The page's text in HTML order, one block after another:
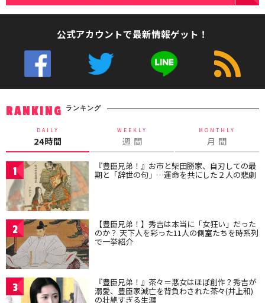
公式アカウントで最新情報ゲット！
RANKING ランキング
DAILY
24時間
WEEKLY
週 間
MONTHLY
月 間
1 『豊臣兄弟！』お市と柴田勝家、自刃しての最
期と「辞世の句」…運命を共にした２人の悲劇
2 【豊臣兄弟！】秀吉は本当に「女狂い」だった
のか？ 天下人を彩った11人の側室たちを時系列
で一挙紹介
3 『豊臣兄弟！』茶々＝悪女はほぼ創作？秀吉が
溺愛、豊臣家滅亡を背負わされた茶々(井上和)
の壮絶すぎる生涯